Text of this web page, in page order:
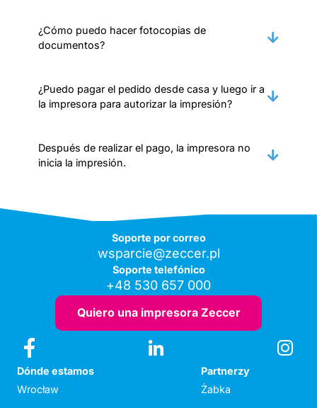
¿Cómo puedo hacer fotocopias de
documentos?
¿Puedo pagar el pedido desde casa y luego ir a
la impresora para autorizar la impresión?
Después de realizar el pago, la impresora no
inicia la impresión.
Soporte por correo
wsparcie@zeccer.pl
Soporte telefónico
+48 530 657 000
Quiero una impresora Zeccer
Dónde estamos
Wrocław
Partnerzy
Żabka